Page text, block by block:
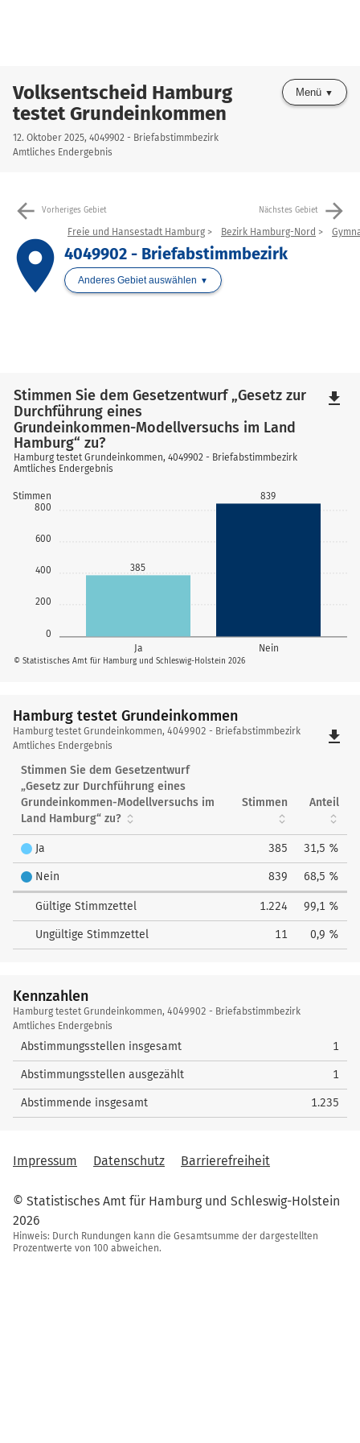
Volksentscheid Hamburg
testet Grundeinkommen
12. Oktober 2025, 4049902 - Briefabstimmbezirk
Amtliches Endergebnis
Menü
arrow_back Vorheriges Gebiet Nächstes Gebiet arrow_forward
place
Freie und Hansestadt Hamburg Bezirk Hamburg-Nord
4049902 - Briefabstimmbezirk
Anderes Gebiet auswählen
0
200
400
600
800
Stimmen
Ja Nein
385
839
© Statistisches Amt für Hamburg und Schleswig-Holstein 2026
Stimmen Sie dem Gesetzentwurf „Gesetz zur
Durchführung eines
Grundeinkommen-Modellversuchs im Land
Hamburg“ zu?
Hamburg testet Grundeinkommen, 4049902 - Briefabstimmbezirk
Amtliches Endergebnis
file_download
Hamburg testet Grundeinkommen
Hamburg
testet
Grundeinkommen
Hamburg testet Grundeinkommen, 4049902 - Briefabstimmbezirk
Amtliches Endergebnis
file_download
Stimmen Sie dem Gesetzentwurf
„Gesetz zur Durchführung eines
Grundeinkommen-Modellversuchs im
Land Hamburg“ zu?
Stimmen Anteil
Ja 385 31,5 %
Nein 839 68,5 %
Gültige Stimmzettel 1.224 99,1 %
Ungültige Stimmzettel 11 0,9 %
Kennzahlen
Kennzahlen
Hamburg testet Grundeinkommen, 4049902 - Briefabstimmbezirk
Amtliches Endergebnis
Abstimmungsstellen insgesamt 1
Abstimmungsstellen ausgezählt 1
Abstimmende insgesamt 1.235
Impressum Datenschutz Barrierefreiheit
© Statistisches Amt für Hamburg und Schleswig-Holstein
2026
Hinweis: Durch Rundungen kann die Gesamtsumme der dargestellten
Prozentwerte von 100 abweichen.